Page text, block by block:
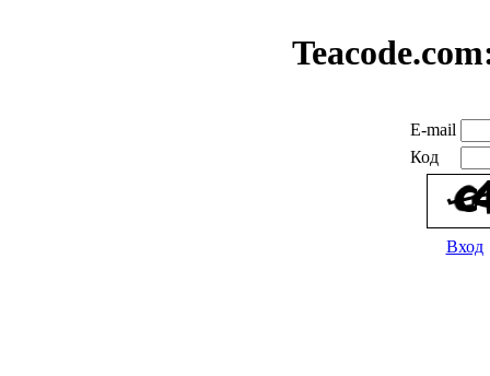
E-mail
Код
Вход